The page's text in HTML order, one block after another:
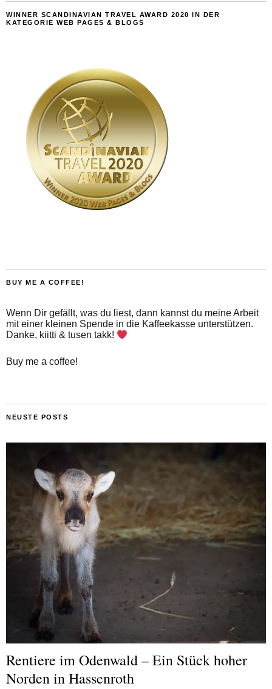
WINNER SCANDINAVIAN TRAVEL AWARD 2020 IN DER
KATEGORIE WEB PAGES & BLOGS
BUY ME A COFFEE!
Wenn Dir gefällt, was du liest, dann kannst du meine Arbeit
mit einer kleinen Spende in die Kaffeekasse unterstützen.
Danke, kiitti & tusen takk!
Buy me a coffee!
NEUSTE POSTS
Rentiere im Odenwald – Ein Stück hoher
Norden in Hassenroth